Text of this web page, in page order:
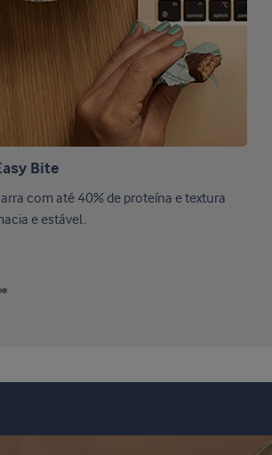
Bite
com até 40% de proteína e textura
e estável.